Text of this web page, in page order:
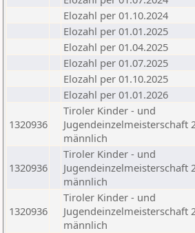
Elozahl per 01.10.2024
Elozahl per 01.01.2025
Elozahl per 01.04.2025
Elozahl per 01.07.2025
Elozahl per 01.10.2025
Elozahl per 01.01.2026
1320936
Tiroler Kinder - und
Jugendeinzelmeisterschaft
männlich
1320936
Tiroler Kinder - und
Jugendeinzelmeisterschaft
männlich
1320936
Tiroler Kinder - und
Jugendeinzelmeisterschaft
männlich